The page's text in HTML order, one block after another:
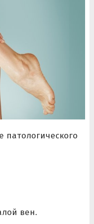
патологического
вен.